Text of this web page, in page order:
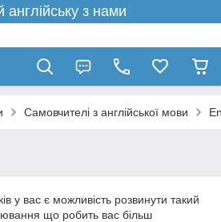
англійську з нами
Самовчителі з англійської мови
у вас є можливість розвинути такий
що робить вас більш